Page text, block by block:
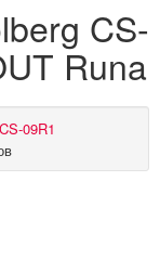
CS-
Runa
CS-09R1